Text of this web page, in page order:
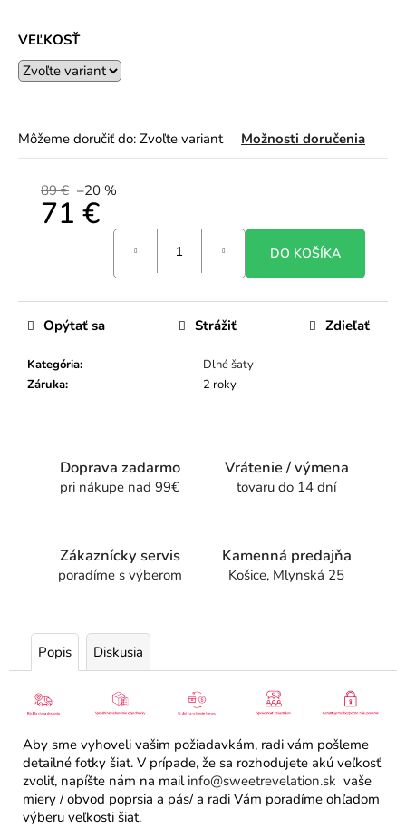
VEĽKOSŤ
Môžeme doručiť do: Zvoľte variant Možnosti doručenia
89 € –20 %
71 €
DO KOŠÍKA
Kategória:
Dlhé šaty
Záruka: 2 roky
Opýtať sa Strážiť Zdieľať
Doprava zadarmo
pri nákupe nad 99€
Vrátenie / výmena
tovaru do 14 dní
Zákaznícky servis
poradíme s výberom
Kamenná predajňa
Košice, Mlynská 25
Popis Diskusia
Aby sme vyhoveli vašim požiadavkám, radi vám pošleme
detailné fotky šiat. V prípade, že sa rozhodujete akú veľkosť
zvoliť, napíšte nám na mail info@sweetrevelation.sk vaše
miery / obvod poprsia a pás/ a radi Vám poradíme ohľadom
výberu veľkosti šiat.